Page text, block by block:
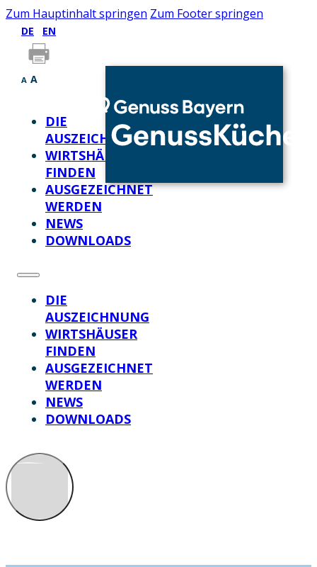
Zum Hauptinhalt springen Zum Footer springen
DE EN
A A
DIE
AUSZEICHNUNG
WIRTSHÄUSER
FINDEN
AUSGEZEICHNET
WERDEN
NEWS
DOWNLOADS
DIE
AUSZEICHNUNG
WIRTSHÄUSER
FINDEN
AUSGEZEICHNET
WERDEN
NEWS
DOWNLOADS